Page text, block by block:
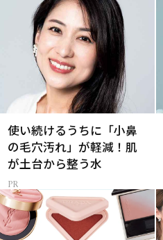
使い続けるうちに「小鼻
の毛穴汚れ」が軽減！肌
が土台から整う水